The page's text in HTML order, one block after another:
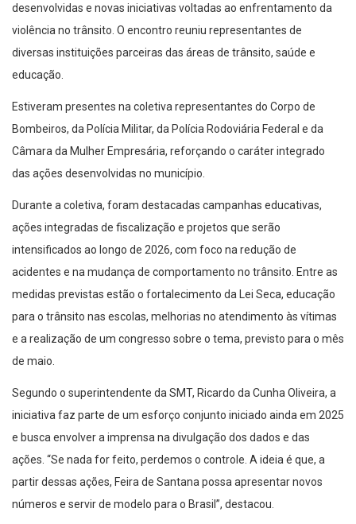
desenvolvidas e novas iniciativas voltadas ao enfrentamento da
violência no trânsito. O encontro reuniu representantes de
diversas instituições parceiras das áreas de trânsito, saúde e
educação.
Estiveram presentes na coletiva representantes do Corpo de
Bombeiros, da Polícia Militar, da Polícia Rodoviária Federal e da
Câmara da Mulher Empresária, reforçando o caráter integrado
das ações desenvolvidas no município.
Durante a coletiva, foram destacadas campanhas educativas,
ações integradas de fiscalização e projetos que serão
intensificados ao longo de 2026, com foco na redução de
acidentes e na mudança de comportamento no trânsito. Entre as
medidas previstas estão o fortalecimento da Lei Seca, educação
para o trânsito nas escolas, melhorias no atendimento às vítimas
e a realização de um congresso sobre o tema, previsto para o mês
de maio.
Segundo o superintendente da SMT, Ricardo da Cunha Oliveira, a
iniciativa faz parte de um esforço conjunto iniciado ainda em 2025
e busca envolver a imprensa na divulgação dos dados e das
ações. “Se nada for feito, perdemos o controle. A ideia é que, a
partir dessas ações, Feira de Santana possa apresentar novos
números e servir de modelo para o Brasil”, destacou.